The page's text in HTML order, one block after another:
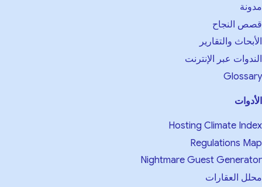
مدونة
قصص النجاح
الأبحاث والتقارير
الندوات عبر الإنترنت
Glossary
الأدوات
Hosting Climate Index
Regulations Map
Nightmare Guest Generator
محلل العقارات